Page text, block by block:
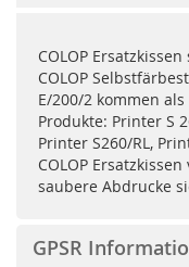
COLOP
COLOP
E/200/2 kommen
Produkte: Printer S
Printer S260/RL,
COLOP
saubere Abdrucke
GPSR